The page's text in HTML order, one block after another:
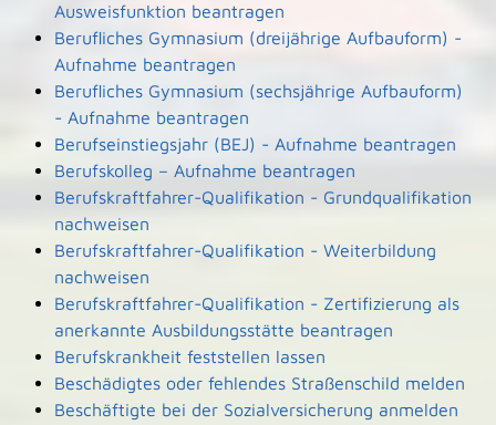
Ausweisfunktion beantragen
Berufliches Gymnasium (dreijährige Aufbauform) -
Aufnahme beantragen
Berufliches Gymnasium (sechsjährige Aufbauform)
- Aufnahme beantragen
Berufseinstiegsjahr (BEJ) - Aufnahme beantragen
Berufskolleg – Aufnahme beantragen
Berufskraftfahrer-Qualifikation - Grundqualifikation
nachweisen
Berufskraftfahrer-Qualifikation - Weiterbildung
nachweisen
Berufskraftfahrer-Qualifikation - Zertifizierung als
anerkannte Ausbildungsstätte beantragen
Berufskrankheit feststellen lassen
Beschädigtes oder fehlendes Straßenschild melden
Beschäftigte bei der Sozialversicherung anmelden